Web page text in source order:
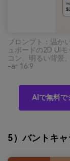
プロンプト：温か
ュボードの2D UI
コン、明るい背景
-ar 16:9
AIで無料で
5）バントキ